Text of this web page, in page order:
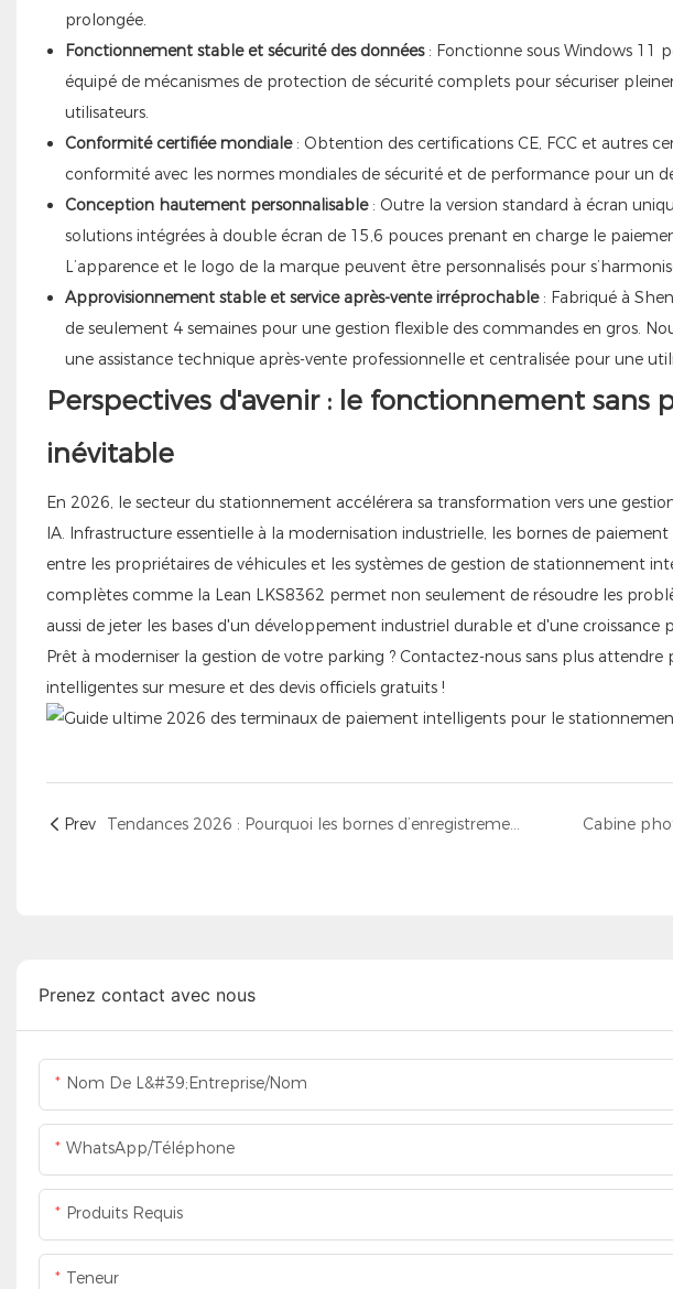
prolongée.
Fonctionnement stable et sécurité des données: Fonctionne sous Windows 11
équipé de mécanismes de protection de sécurité complets pour sécuriser
utilisateurs.
Conformité certifiée mondiale: Obtention des certifications CE, FCC et autres
conformité avec les normes mondiales de sécurité et de performance pour un
Conception hautement personnalisable: Outre la version standard à écran
solutions intégrées à double écran de 15,6 pouces prenant en charge le
L’apparence et le logo de la marque peuvent être personnalisés pour
Approvisionnement stable et service après-vente irréprochable: Fabriqué à
de seulement 4 semaines pour une gestion flexible des commandes en gros.
une assistance technique après-vente professionnelle et centralisée pour une
Perspectives d'avenir : le fonctionnement
inévitable
En 2026, le secteur du stationnement accélérera sa transformation vers une
IA. Infrastructure essentielle à la modernisation industrielle, les bornes de
entre les propriétaires de véhicules et les systèmes de gestion de stationnement
complètes comme la Lean LKS8362 permet non seulement de résoudre les
aussi de jeter les bases d'un développement industriel durable et d'une croissance
Prêt à moderniser la gestion de votre parking ? Contactez-nous sans plus
intelligentes sur mesure et des devis officiels gratuits !
Prev Tendances 2026 : Pourquoi les bornes d’enregistrement libre-service pour les visiteurs sont indispensables aux établissements modernes
Prenez contact avec nous
Nom De L&#39;entreprise/Nom
WhatsApp/Téléphone
Produits Requis
Teneur